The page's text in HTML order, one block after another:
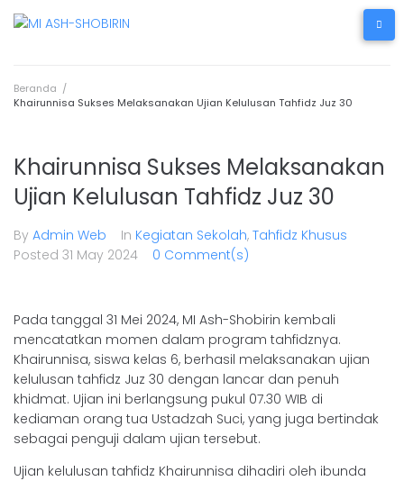
Beranda /
Khairunnisa Sukses Melaksanakan Ujian Kelulusan Tahfidz Juz 30
Khairunnisa Sukses Melaksanakan
Ujian Kelulusan Tahfidz Juz 30
By Admin Web In Kegiatan Sekolah, Tahfidz Khusus
Posted 31 May 2024 0 Comment(s)
Pada tanggal 31 Mei 2024, MI Ash-Shobirin kembali
mencatatkan momen dalam program tahfidznya.
Khairunnisa, siswa kelas 6, berhasil melaksanakan ujian
kelulusan tahfidz Juz 30 dengan lancar dan penuh
khidmat. Ujian ini berlangsung pukul 07.30 WIB di
kediaman orang tua Ustadzah Suci, yang juga bertindak
sebagai penguji dalam ujian tersebut.
Ujian kelulusan tahfidz Khairunnisa dihadiri oleh ibunda